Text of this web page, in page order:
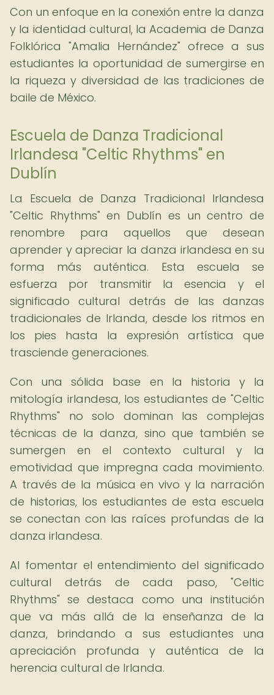
Con un enfoque en la conexión entre la danza
y la identidad cultural, la Academia de Danza
Folklórica "Amalia Hernández" ofrece a sus
estudiantes la oportunidad de sumergirse en
la riqueza y diversidad de las tradiciones de
baile de México.
Escuela de Danza Tradicional
Irlandesa "Celtic Rhythms" en
Dublín
La Escuela de Danza Tradicional Irlandesa
"Celtic Rhythms" en Dublín es un centro de
renombre para aquellos que desean
aprender y apreciar la danza irlandesa en su
forma más auténtica. Esta escuela se
esfuerza por transmitir la esencia y el
significado cultural detrás de las danzas
tradicionales de Irlanda, desde los ritmos en
los pies hasta la expresión artística que
trasciende generaciones.
Con una sólida base en la historia y la
mitología irlandesa, los estudiantes de "Celtic
Rhythms" no solo dominan las complejas
técnicas de la danza, sino que también se
sumergen en el contexto cultural y la
emotividad que impregna cada movimiento.
A través de la música en vivo y la narración
de historias, los estudiantes de esta escuela
se conectan con las raíces profundas de la
danza irlandesa.
Al fomentar el entendimiento del significado
cultural detrás de cada paso, "Celtic
Rhythms" se destaca como una institución
que va más allá de la enseñanza de la
danza, brindando a sus estudiantes una
apreciación profunda y auténtica de la
herencia cultural de Irlanda.